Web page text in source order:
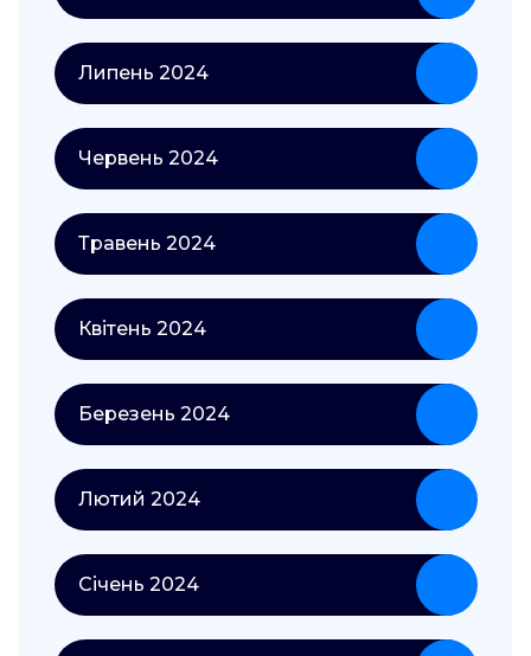
Липень 2024
Червень 2024
Травень 2024
Квітень 2024
Березень 2024
Лютий 2024
Січень 2024